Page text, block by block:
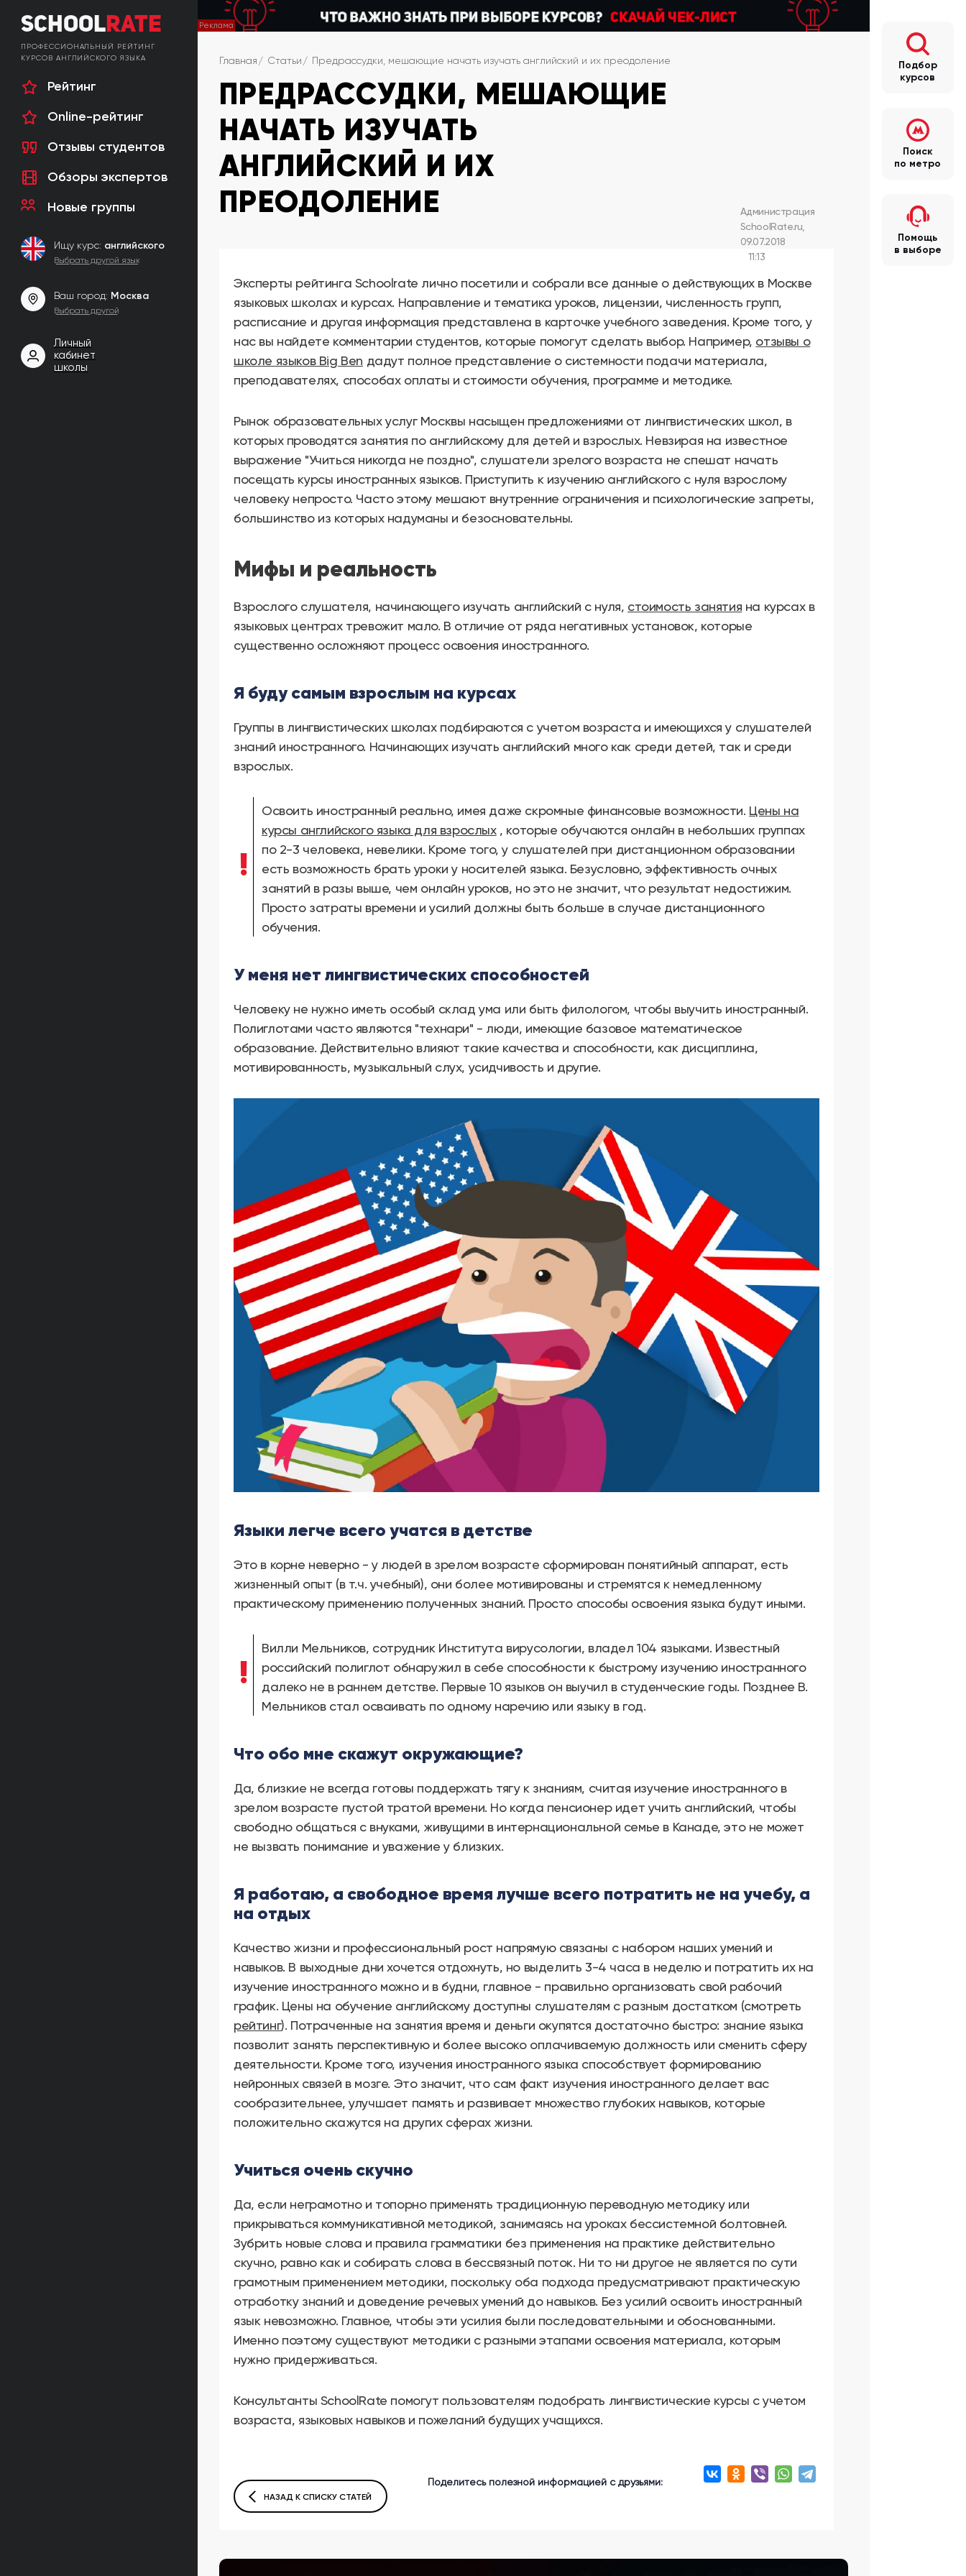
SchoolRate
ПРОФЕССИОНАЛЬНЫЙ РЕЙТИНГ
КУРСОВ АНГЛИЙСКОГО ЯЗЫКА
Рейтинг
Online-рейтинг
Отзывы студентов
Обзоры экспертов
Новые группы
Ищу курс: английского
Выбрать другой язык
Ваш город: Москва
Выбрать другой
Личный
кабинет
школы
Главная Статьи Предрассудки, мешающие начать изучать английский и их преодоление
ПРЕДРАССУДКИ, МЕШАЮЩИЕ
НАЧАТЬ ИЗУЧАТЬ
АНГЛИЙСКИЙ И ИХ
ПРЕОДОЛЕНИЕ
Администрация
SchoolRate.ru,
09.07.2018
11:13
Эксперты рейтинга Schoolrate лично посетили и собрали все данные о действующих в Москве
языковых школах и курсах. Направление и тематика уроков, лицензии, численность групп,
расписание и другая информация представлена в карточке учебного заведения. Кроме того, у
нас вы найдете комментарии студентов, которые помогут сделать выбор. Например, отзывы о
школе языков Big Ben дадут полное представление о системности подачи материала,
преподавателях, способах оплаты и стоимости обучения, программе и методике.
Рынок образовательных услуг Москвы насыщен предложениями от лингвистических школ, в
которых проводятся занятия по английскому для детей и взрослых. Невзирая на известное
выражение "Учиться никогда не поздно", слушатели зрелого возраста не спешат начать
посещать курсы иностранных языков. Приступить к изучению английского с нуля взрослому
человеку непросто. Часто этому мешают внутренние ограничения и психологические запреты,
большинство из которых надуманы и безосновательны.
Мифы и реальность
Взрослого слушателя, начинающего изучать английский с нуля, стоимость занятия на курсах в
языковых центрах тревожит мало. В отличие от ряда негативных установок, которые
существенно осложняют процесс освоения иностранного.
Я буду самым взрослым на курсах
Группы в лингвистических школах подбираются с учетом возраста и имеющихся у слушателей
знаний иностранного. Начинающих изучать английский много как среди детей, так и среди
взрослых.
Освоить иностранный реально, имея даже скромные финансовые возможности. Цены на
курсы английского языка для взрослых, которые обучаются онлайн в небольших группах
по 2-3 человека, невелики. Кроме того, у слушателей при дистанционном образовании
есть возможность брать уроки у носителей языка. Безусловно, эффективность очных
занятий в разы выше, чем онлайн уроков, но это не значит, что результат недостижим.
Просто затраты времени и усилий должны быть больше в случае дистанционного
обучения.
У меня нет лингвистических способностей
Человеку не нужно иметь особый склад ума или быть филологом, чтобы выучить иностранный.
Полиглотами часто являются "технари" - люди, имеющие базовое математическое
образование. Действительно влияют такие качества и способности, как дисциплина,
мотивированность, музыкальный слух, усидчивость и другие.
Языки легче всего учатся в детстве
Это в корне неверно - у людей в зрелом возрасте сформирован понятийный аппарат, есть
жизненный опыт (в т.ч. учебный), они более мотивированы и стремятся к немедленному
практическому применению полученных знаний. Просто способы освоения языка будут иными.
Вилли Мельников, сотрудник Института вирусологии, владел 104 языками. Известный
российский полиглот обнаружил в себе способности к быстрому изучению иностранного
далеко не в раннем детстве. Первые 10 языков он выучил в студенческие годы. Позднее В.
Мельников стал осваивать по одному наречию или языку в год.
Что обо мне скажут окружающие?
Да, близкие не всегда готовы поддержать тягу к знаниям, считая изучение иностранного в
зрелом возрасте пустой тратой времени. Но когда пенсионер идет учить английский, чтобы
свободно общаться с внуками, живущими в интернациональной семье в Канаде, это не может
не вызвать понимание и уважение у близких.
Я работаю, а свободное время лучше всего потратить не на учебу, а
на отдых
Качество жизни и профессиональный рост напрямую связаны с набором наших умений и
навыков. В выходные дни хочется отдохнуть, но выделить 3-4 часа в неделю и потратить их на
изучение иностранного можно и в будни, главное - правильно организовать свой рабочий
график. Цены на обучение английскому доступны слушателям с разным достатком (смотреть
рейтинг). Потраченные на занятия время и деньги окупятся достаточно быстро: знание языка
позволит занять перспективную и более высоко оплачиваемую должность или сменить сферу
деятельности. Кроме того, изучения иностранного языка способствует формированию
нейронных связей в мозге. Это значит, что сам факт изучения иностранного делает вас
сообразительнее, улучшает память и развивает множество глубоких навыков, которые
положительно скажутся на других сферах жизни.
Учиться очень скучно
Да, если неграмотно и топорно применять традиционную переводную методику или
прикрываться коммуникативной методикой, занимаясь на уроках бессистемной болтовней.
Зубрить новые слова и правила грамматики без применения на практике действительно
скучно, равно как и собирать слова в бессвязный поток. Ни то ни другое не является по сути
грамотным применением методики, поскольку оба подхода предусматривают практическую
отработку знаний и доведение речевых умений до навыков. Без усилий освоить иностранный
язык невозможно. Главное, чтобы эти усилия были последовательными и обоснованными.
Именно поэтому существуют методики с разными этапами освоения материала, которым
нужно придерживаться.
Консультанты SchoolRate помогут пользователям подобрать лингвистические курсы с учетом
возраста, языковых навыков и пожеланий будущих учащихся.
НАЗАД К СПИСКУ СТАТЕЙ
Поделитесь полезной информацией с друзьями:
Подбор
курсов
Поиск
по метро
Помощь
в выборе